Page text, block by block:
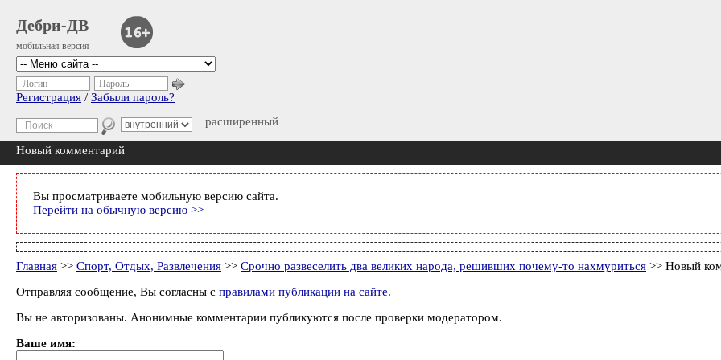
Дебри-ДВ
мобильная версия
расширенный
Логин Пароль
Регистрация / Забыли пароль?
Новый комментарий
Вы просматриваете мобильную версию сайта.
Перейти на обычную версию >>
Главная >> Спорт, Отдых, Развлечения >> Срочно развеселить два великих народа, решивших почему-то нахмуриться >> Новый
Отправляя сообщение, Вы согласны с правилами публикации на сайте.
Вы не авторизованы. Анонимные комментарии публикуются после проверки модератором.
Ваше имя: